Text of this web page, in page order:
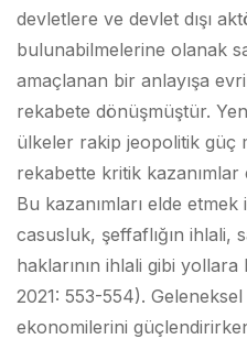
devletlere ve devlet dışı
bulunabilmelerine olanak
amaçlanan bir anlayışa
rekabete dönüşmüştür.
ülkeler rakip jeopolitik güç
rekabette kritik kazanımlar
Bu kazanımları elde
casusluk, şeffaflığın ihlali,
haklarının ihlali gibi
2021: 553-554).
ekonomilerini